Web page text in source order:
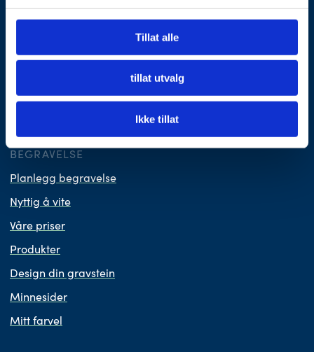
Tillat alle
tillat utvalg
Ikke tillat
Vi er medlem i Virke Gravferd.
BEGRAVELSE
Planlegg begravelse
Nyttig å vite
Våre priser
Produkter
Design din gravstein
Minnesider
Mitt farvel